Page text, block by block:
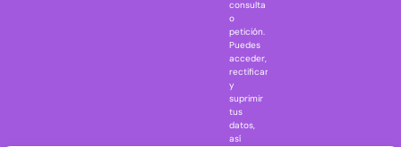
consulta
o
petición.
Puedes
acceder,
rectificar
y
suprimir
tus
datos,
así